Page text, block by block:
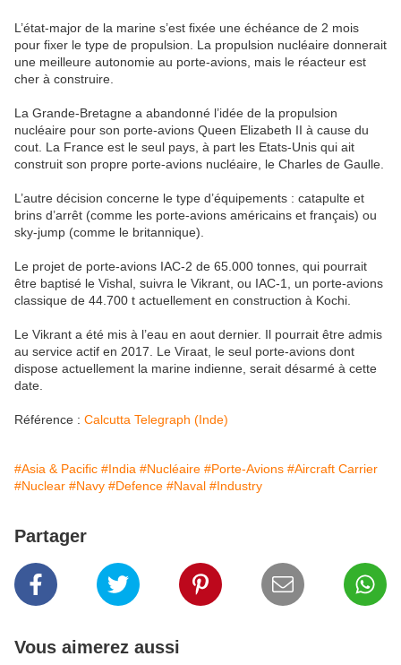
L’état-major de la marine s’est fixée une échéance de 2 mois
pour fixer le type de propulsion. La propulsion nucléaire donnerait
une meilleure autonomie au porte-avions, mais le réacteur est
cher à construire.
La Grande-Bretagne a abandonné l’idée de la propulsion
nucléaire pour son porte-avions Queen Elizabeth II à cause du
cout. La France est le seul pays, à part les Etats-Unis qui ait
construit son propre porte-avions nucléaire, le Charles de Gaulle.
L’autre décision concerne le type d’équipements : catapulte et
brins d’arrêt (comme les porte-avions américains et français) ou
sky-jump (comme le britannique).
Le projet de porte-avions IAC-2 de 65.000 tonnes, qui pourrait
être baptisé le Vishal, suivra le Vikrant, ou IAC-1, un porte-avions
classique de 44.700 t actuellement en construction à Kochi.
Le Vikrant a été mis à l’eau en aout dernier. Il pourrait être admis
au service actif en 2017. Le Viraat, le seul porte-avions dont
dispose actuellement la marine indienne, serait désarmé à cette
date.
Référence : Calcutta Telegraph (Inde)
#Asia & Pacific #India #Nucléaire #Porte-Avions #Aircraft Carrier
#Nuclear #Navy #Defence #Naval #Industry
Partager
Vous aimerez aussi